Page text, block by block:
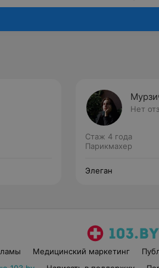
Нет
Стаж 4 года
Парикмахер
Элеган
Медицинский маркетинг